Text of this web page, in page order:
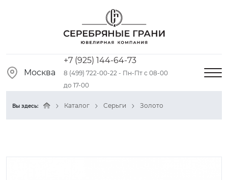
Москва
+7 (925) 144-64-73
8 (499) 722-00-22 - Пн-Пт с 08-00
до 17-00
Вы здесь: Каталог Серьги Золото